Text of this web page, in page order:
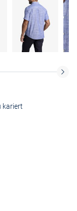
kariert